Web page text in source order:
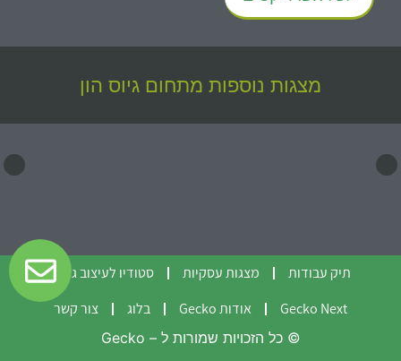
מצגות נוספות מתחום גיוס הון
תיק עבודות מצגות עסקיות
סטודיו לעיצוב גרפי
Gecko Next
אודות Gecko בלוג צור קשר
© כל הזכויות שמורות ל – Gecko